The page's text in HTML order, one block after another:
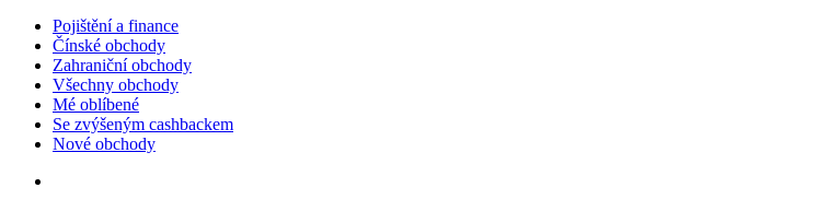
Pojištění a finance
Čínské obchody
Zahraniční obchody
Všechny obchody
Mé oblíbené
Se zvýšeným cashbackem
Nové obchody